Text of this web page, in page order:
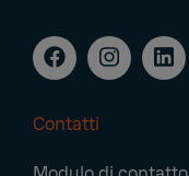
Contatti